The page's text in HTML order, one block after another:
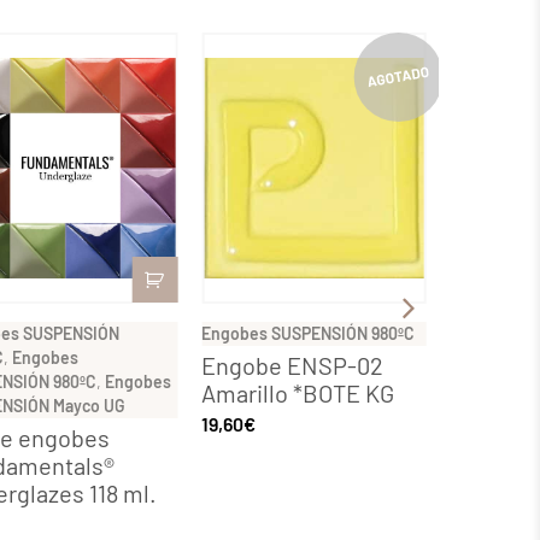
SUSPENSIÓN
, Engobes
980ºC, Engobes
Mayco UG
engobes
118 ml.
Engobes SUSPENSIÓN 980ºC
Engobe ENSP-02
Amarillo *BOTE KG
19,60€